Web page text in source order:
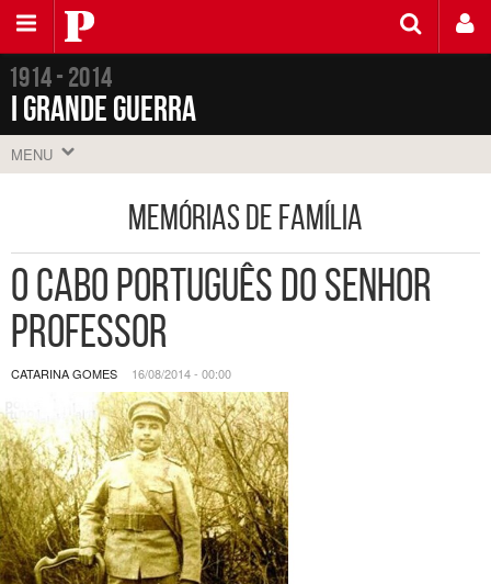
1914 - 2014
I Grande Guerra
MENU
Memórias de Família
O cabo português do senhor
professor
CATARINA GOMES 16/08/2014 - 00:00